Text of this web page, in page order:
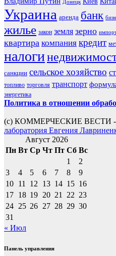
Донецк
Украина аренда банк
жилье закон земля зерно
квартира компания кредит
налоги
санкции сельское хозяйство
топливо торговля транспорт
энергетика
Политика в отношении
(с) КОММЕРЧЕСКИЕ ВЕСТИ -
лаборатория Евгения
Август 2026
Пн Вт Ср Чт Пт Сб Вс
1
2
3
4 5 6 7 8
9
10 11 12 13 14 15 16
17 18 19 20 21 22 23
24 25 26 27 28 29 30
31
« Июл
Панель управления